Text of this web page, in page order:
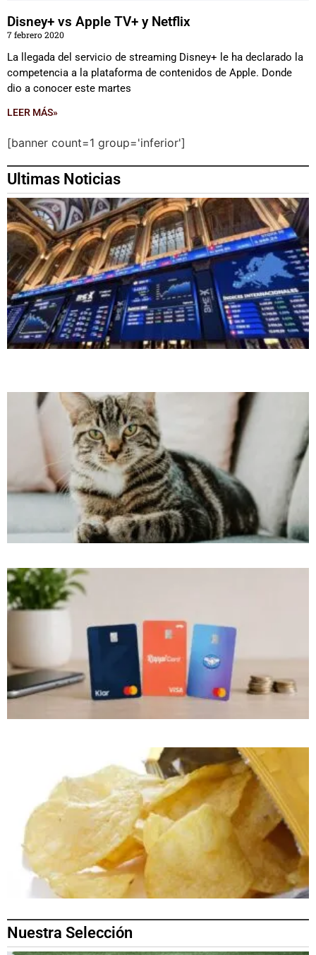
Disney+ vs Apple TV+ y Netflix
7 febrero 2020
La llegada del servicio de streaming Disney+ le ha declarado la
competencia a la plataforma de contenidos de Apple. Donde
dio a conocer este martes
LEER MÁS»
[banner count=1 group='inferior']
Ultimas Noticias
Nuestra Selección